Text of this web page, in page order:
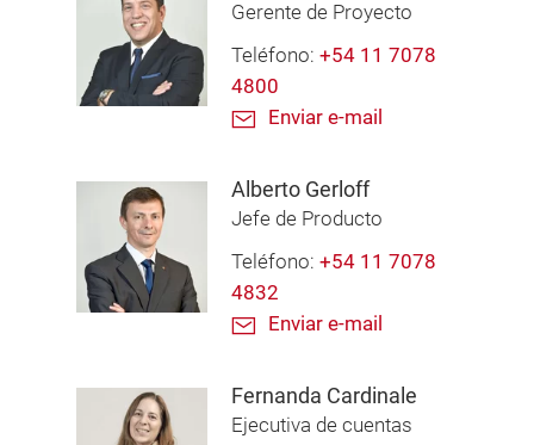
Gerente de Proyecto
Teléfono: +54 11 7078
4800
Enviar e-mail
Alberto Gerloff
Jefe de Producto
Teléfono: +54 11 7078
4832
Enviar e-mail
Fernanda Cardinale
Ejecutiva de cuentas